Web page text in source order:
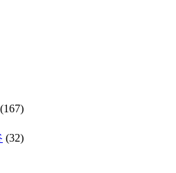
(167)
(32)